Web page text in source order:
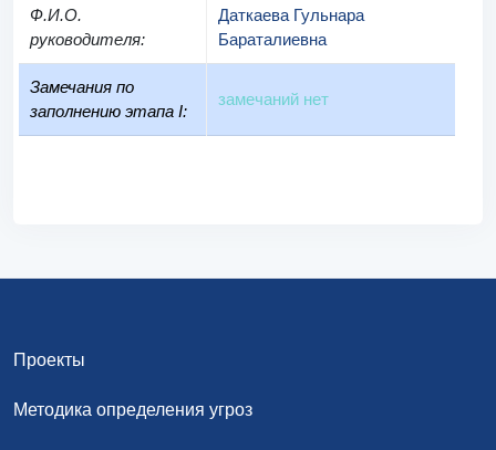
Ф.И.О.
руководителя:
Даткаева Гульнара
Бараталиевна
Замечания по
заполнению этапа I:
замечаний нет
Проекты
Методика определения угроз